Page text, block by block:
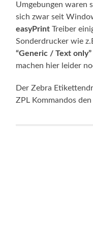
Umgebungen waren
sich zwar seit
easyPrintTreiber
Sonderdrucker wie
“Generic / Text only”
machen hier leider
Der Zebra
ZPL Kommandos